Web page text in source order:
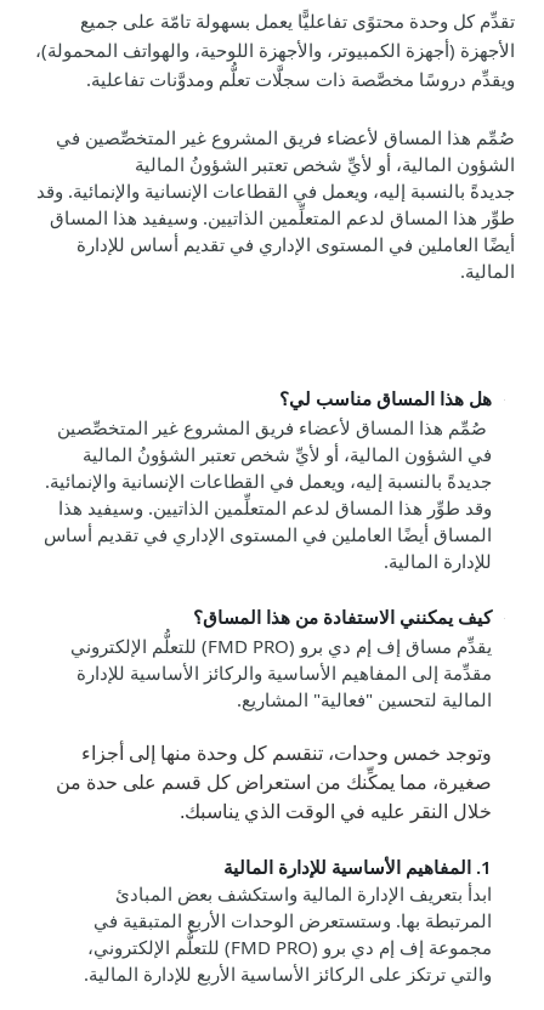
تقدِّم كل وحدة محتوًى تفاعليًّا يعمل بسهولة تامّة على جميع
الأجهزة (أجهزة الكمبيوتر، والأجهزة اللوحية، والهواتف المحمولة)،
ويقدِّم دروسًا مخصَّصة ذات سجلَّات تعلُّم ومدوَّنات تفاعلية.
صُمِّم هذا المساق لأعضاء فريق المشروع غير المتخصِّصين في
الشؤون المالية، أو لأيِّ شخص تعتبر الشؤون المالية
جديدة بالنسبة إليه، ويعمل في القطاعات الإنسانية والإنمائية. وقد
طوِّر هذا المساق لدعم المتعلِّمين الذاتيين. وسيفيد هذا المساق
أيضًا العاملين في المستوى الإداري في تقديم أساس للإدارة
المالية.
هل هذا المساق مناسب لي؟
صُمِّم هذا المساق لأعضاء فريق المشروع غير المتخصِّصين
في الشؤون المالية، أو لأيِّ شخص تعتبر الشؤون المالية
جديدة بالنسبة إليه، ويعمل في القطاعات الإنسانية والإنمائية.
وقد طوِّر هذا المساق لدعم المتعلِّمين الذاتيين. وسيفيد هذا
المساق أيضًا العاملين في المستوى الإداري في تقديم أساس
للإدارة المالية.
كيف يمكنني الاستفادة من هذا المساق؟
يقدِّم مساق إف إم دي برو (FMD PRO) للتعلُّم الإلكتروني
مقدِّمة إلى المفاهيم الأساسية والركائز الأساسية للإدارة
المالية لتحسين "فعالية" المشاريع.
وتوجد خمس وحدات، تنقسم كل وحدة منها إلى أجزاء
صغيرة، مما يمكِّنك من استعراض كل قسم على حدة من
خلال النقر عليه في الوقت الذي يناسبك.
1. المفاهيم الأساسية للإدارة المالية
ابدأ بتعريف الإدارة المالية واستكشف بعض المبادئ
المرتبطة بها. وستستعرض الوحدات الأربع المتبقية في
مجموعة إف إم دي برو (FMD PRO) للتعلُّم الإلكتروني،
والتي ترتكز على الركائز الأساسية الأربع للإدارة المالية.